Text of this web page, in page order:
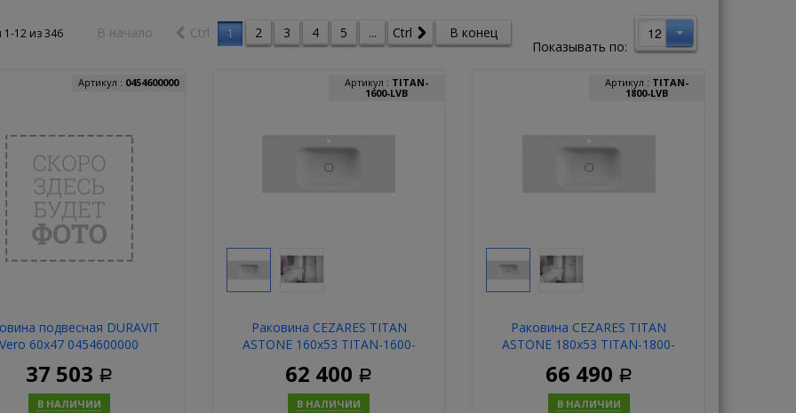
Показывать по:
12
12 из346 В начало Ctrl 1 2 3 4 5 ... Ctrl В конец
подвесная DURAVIT
Vero 60х47 0454600000
Артикул : 0454600000
37 503 Р
В НАЛИЧИИ
Раковина CEZARES TITAN
ASTONE 160х53 TITAN-1600-
Артикул : TITAN-
1600-LVB
62 400 Р
В НАЛИЧИИ
Раковина CEZARES TITAN
ASTONE 180х53 TITAN-1800-
Артикул : TITAN-
1800-LVB
66 490 Р
В НАЛИЧИИ